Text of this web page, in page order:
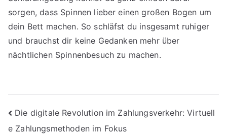
sorgen, dass Spinnen lieber einen großen Bogen um
dein Bett machen. So schläfst du insgesamt ruhiger
und brauchst dir keine Gedanken mehr über
nächtlichen Spinnenbesuch zu machen.
Beitragsnavigation
Die digitale Revolution im Zahlungsverkehr: Virtuell
e Zahlungsmethoden im Fokus